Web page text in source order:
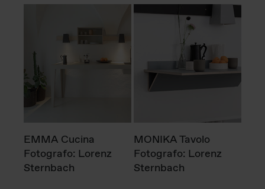
EMMA Cucina
Fotografo: Lorenz
Sternbach
MONIKA Tavolo
Fotografo: Lorenz
Sternbach